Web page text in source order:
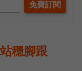
穩腳跟